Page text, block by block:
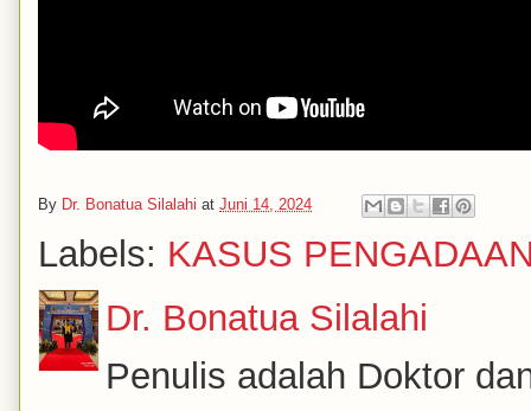
By Dr. Bonatua Silalahi at Juni 14, 2024
Labels: KASUS
Dr. Bonatua Silalahi
Penulis adalah Doktor